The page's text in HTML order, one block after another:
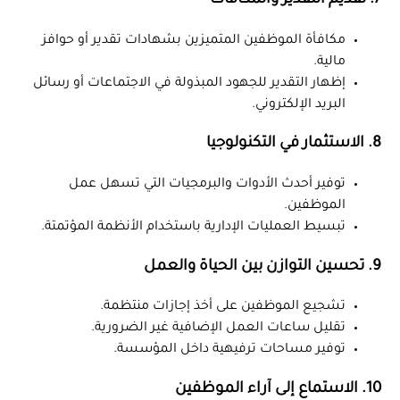
مكافأة الموظفين المتميزين بشهادات تقدير أو حوافز
مالية.
إظهار التقدير للجهود المبذولة في الاجتماعات أو رسائل
البريد الإلكتروني.
8. الاستثمار في التكنولوجيا
توفير أحدث الأدوات والبرمجيات التي تسهل عمل
الموظفين.
تبسيط العمليات الإدارية باستخدام الأنظمة المؤتمتة.
9. تحسين التوازن بين الحياة والعمل
تشجيع الموظفين على أخذ إجازات منتظمة.
تقليل ساعات العمل الإضافية غير الضرورية.
توفير مساحات ترفيهية داخل المؤسسة.
10. الاستماع إلى آراء الموظفين